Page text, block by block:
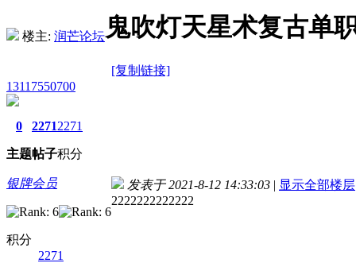
楼主: 润芒论坛鬼吹灯天星术复古单
[复制链接]
13117550700
0
主题
2271
帖子
2271
积分
银牌会员
积分
2271
发表于 2021-8-12 14:33:03 | 显示全部楼层
2222222222222